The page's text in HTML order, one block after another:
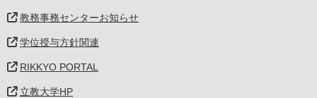
教務事務センターお知らせ
学位授与方針関連
RIKKYO PORTAL
立教大学HP